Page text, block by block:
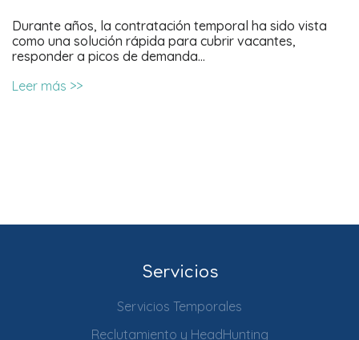
Durante años, la contratación temporal ha sido vista
como una solución rápida para cubrir vacantes,
responder a picos de demanda…
Leer más >>
Servicios
Servicios Temporales
Reclutamiento y HeadHunting